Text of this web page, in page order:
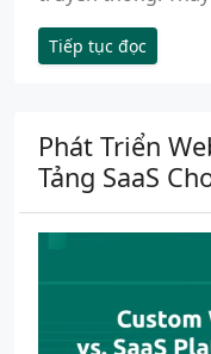
Tiếp tục đọc
Phát Triển
Tảng SaaS